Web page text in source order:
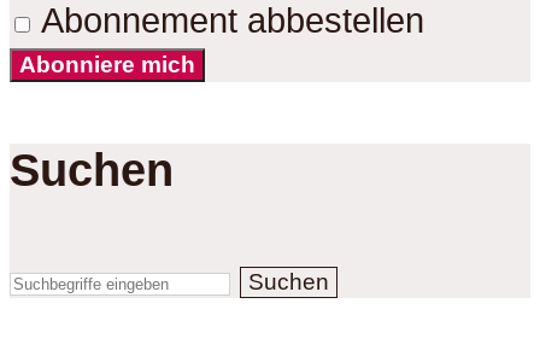
Abonnement abbestellen
Abonniere mich
Suchen
Suchen